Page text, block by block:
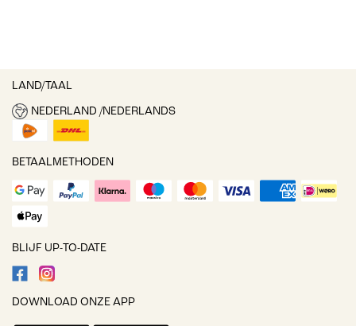
LAND/TAAL
NEDERLAND /NEDERLANDS
BETAALMETHODEN
BLIJF UP-TO-DATE
DOWNLOAD ONZE APP